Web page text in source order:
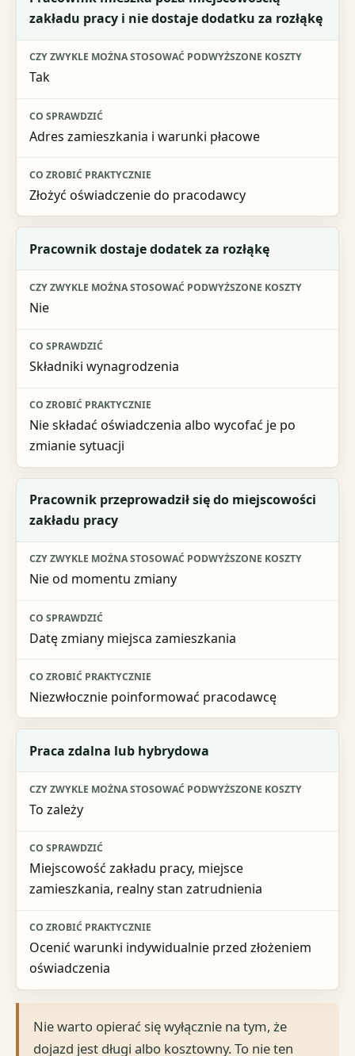
Co sprawdzić
zakładu pracy i nie dostaje dodatku za rozłąkę
Tak
Adres zamieszkania i warunki płacowe
Złożyć oświadczenie do pracodawcy
Pracownik dostaje dodatek za rozłąkę
Nie
Składniki wynagrodzenia
Nie składać oświadczenia albo wycofać je po
zmianie sytuacji
Pracownik przeprowadził się do miejscowości
zakładu pracy
Nie od momentu zmiany
Datę zmiany miejsca zamieszkania
Niezwłocznie poinformować pracodawcę
Praca zdalna lub hybrydowa
To zależy
Miejscowość zakładu pracy, miejsce
zamieszkania, realny stan zatrudnienia
Ocenić warunki indywidualnie przed złożeniem
oświadczenia
Nie warto opierać się wyłącznie na tym, że
dojazd jest długi albo kosztowny. To nie ten